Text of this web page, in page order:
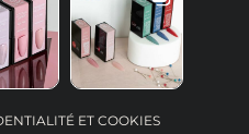
ET COOKIES